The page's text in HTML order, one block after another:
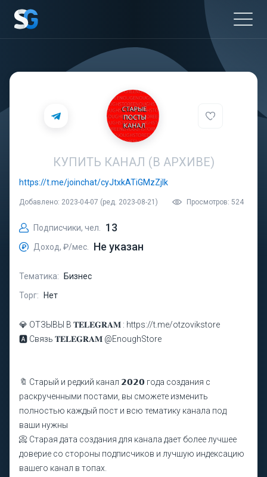
КУПИТЬ КАНАЛ (В АРХИВЕ)
https://t.me/joinchat/cyJtxkATiGMzZjlk
Добавлено: 2023-04-07 (ред. 2023-08-21) Просмотров: 524
Подписчики, чел. 13
Доход, ₽/мес. Не указан
Тематика:
Бизнес
Торг:
Нет
💎 ОТЗЫВЫ В 𝐓𝐄𝐋𝐄𝐆𝐑𝐀𝐌 : https://t.me/otzovikstore
🅰️ Связь 𝐓𝐄𝐋𝐄𝐆𝐑𝐀𝐌 @EnoughStore
🔖 Старый и редкий канал 𝟮𝟬𝟮𝟬 года создания c
раскрученными постами, вы сможете изменить
полностью каждый пост и всю тематику канала под
ваши нужны
📀 Старая дата создания для канала дает более лучшее
доверие со стороны подписчиков и лучшую индексацию
вашего канал в топах.